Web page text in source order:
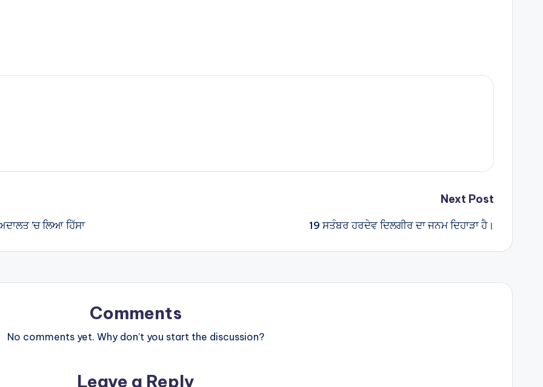
’ਚ ਲਿਆ ਹਿੱਸਾ
Next Post
19 ਸਤੰਬਰ ਹਰਦੇਵ ਦਿਲਗੀਰ ਦਾ ਜਨਮ ਦਿਹਾੜਾ ਹੈ।
Comments
No comments yet. Why don’t you start the discussion?
Leave a Reply